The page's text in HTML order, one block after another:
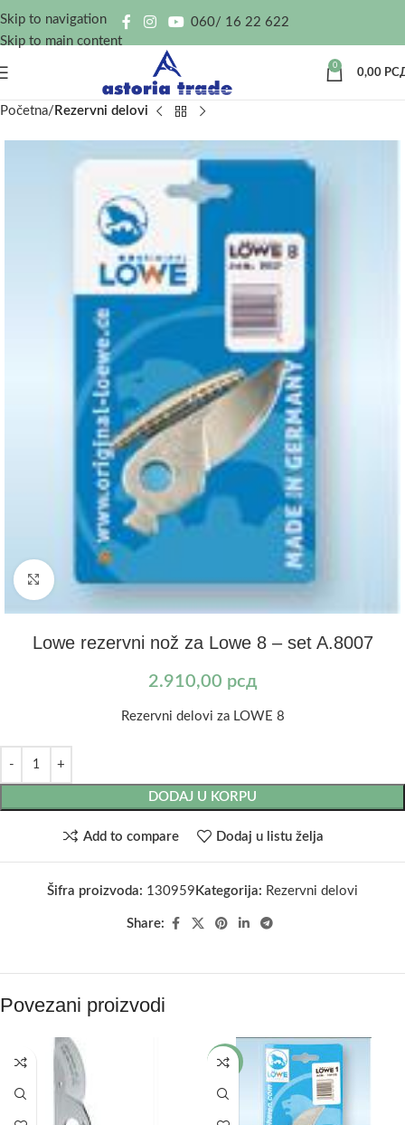
Skip to navigation
Skip to main content
060/ 16 22 622
0
0,00
Početna Rezervni delovi
Kliknite za uvećanje
Lowe rezervni nož za Lowe 8 – set A.8007
2.910,00 рсд
Rezervni delovi za LOWE 8
DODAJ U KORPU
Add to compare Dodaj u listu želja
Šifra proizvoda: 130959 Kategorija: Rezervni delovi
Share:
Povezani proizvodi
-1%